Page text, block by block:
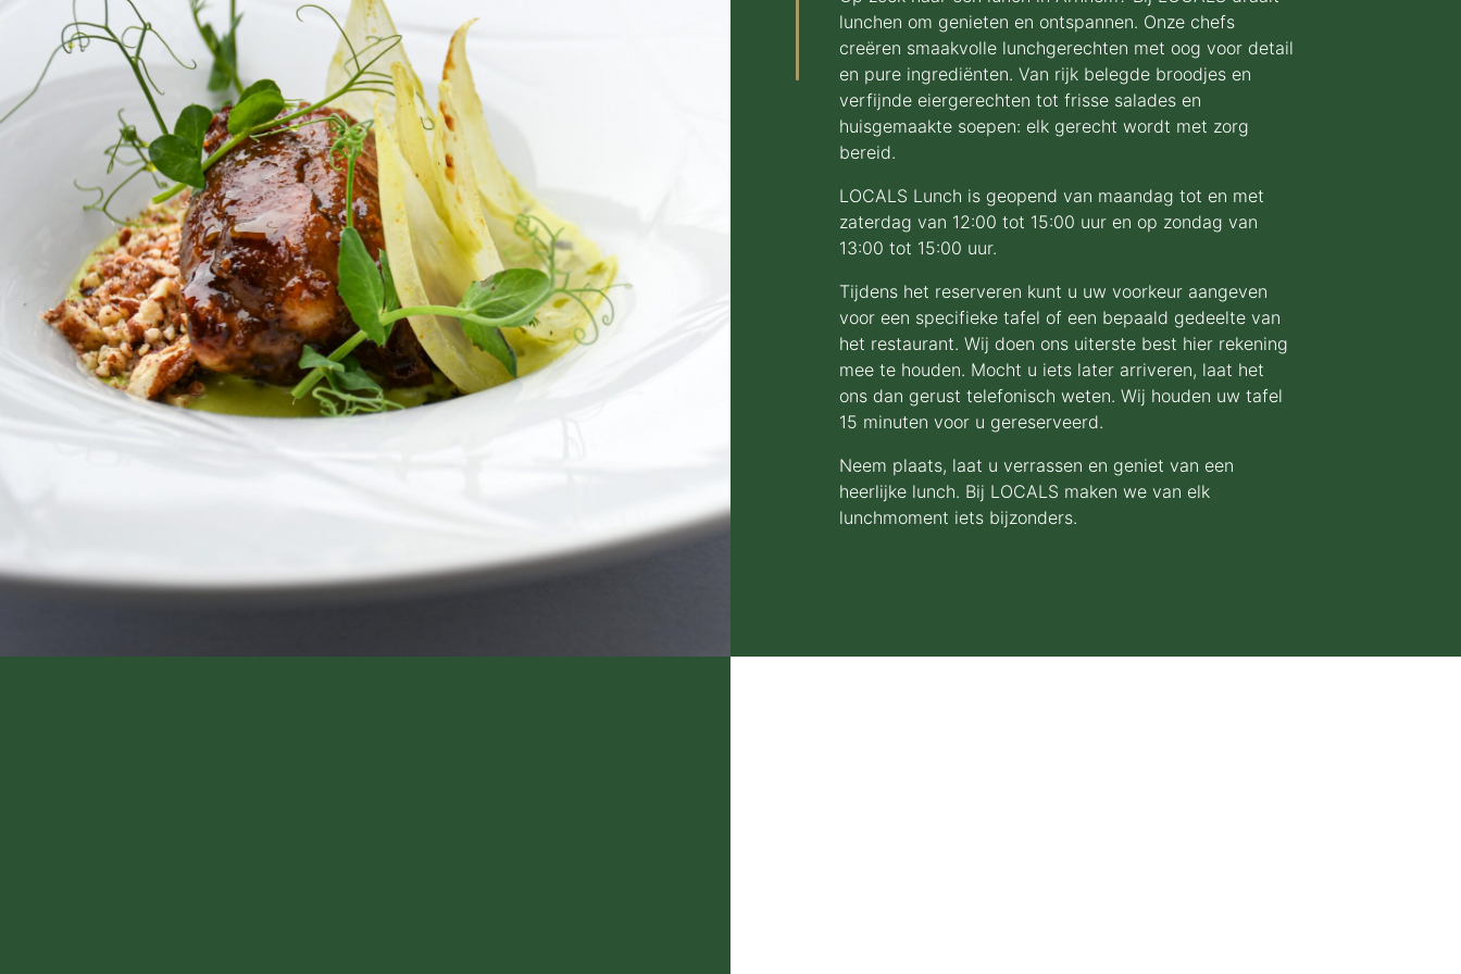
lunchen om genieten en ontspannen. Onze chefs
creëren smaakvolle lunchgerechten met oog voor detail
en pure ingrediënten. Van rijk belegde broodjes en
verfijnde eiergerechten tot frisse salades en
huisgemaakte soepen: elk gerecht wordt met zorg
bereid.
LOCALS Lunch is geopend van maandag tot en met
zaterdag van 12:00 tot 15:00 uur en op zondag van
13:00 tot 15:00 uur.
Tijdens het reserveren kunt u uw voorkeur aangeven
voor een specifieke tafel of een bepaald gedeelte van
het restaurant. Wij doen ons uiterste best hier rekening
mee te houden. Mocht u iets later arriveren, laat het
ons dan gerust telefonisch weten. Wij houden uw tafel
15 minuten voor u gereserveerd.
Neem plaats, laat u verrassen en geniet van een
heerlijke lunch. Bij LOCALS maken we van elk
lunchmoment iets bijzonders.